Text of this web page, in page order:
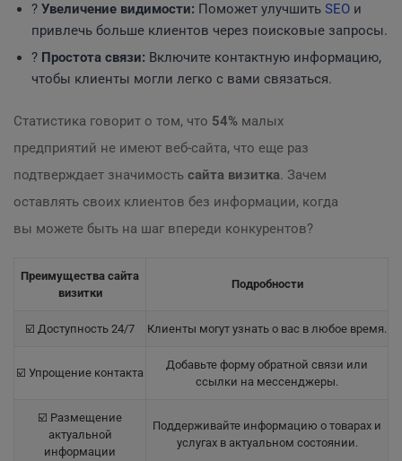
? Увеличение видимости: Поможет улучшить SEO и
привлечь больше клиентов через поисковые запросы.
? Простота связи: Включите контактную информацию,
чтобы клиенты могли легко с вами связаться.
Статистика говорит о том, что 54% малых
предприятий не имеют веб-сайта, что еще раз
подтверждает значимость сайта визитка. Зачем
оставлять своих клиентов без информации, когда
вы можете быть на шаг впереди конкурентов?
Преимущества сайта
визитки
Подробности
☑️ Доступность 24/7 Клиенты могут узнать о вас в любое время.
☑️ Упрощение контакта
Добавьте форму обратной связи или
ссылки на мессенджеры.
☑️ Размещение
актуальной
информации
Поддерживайте информацию о товарах и
услугах в актуальном состоянии.